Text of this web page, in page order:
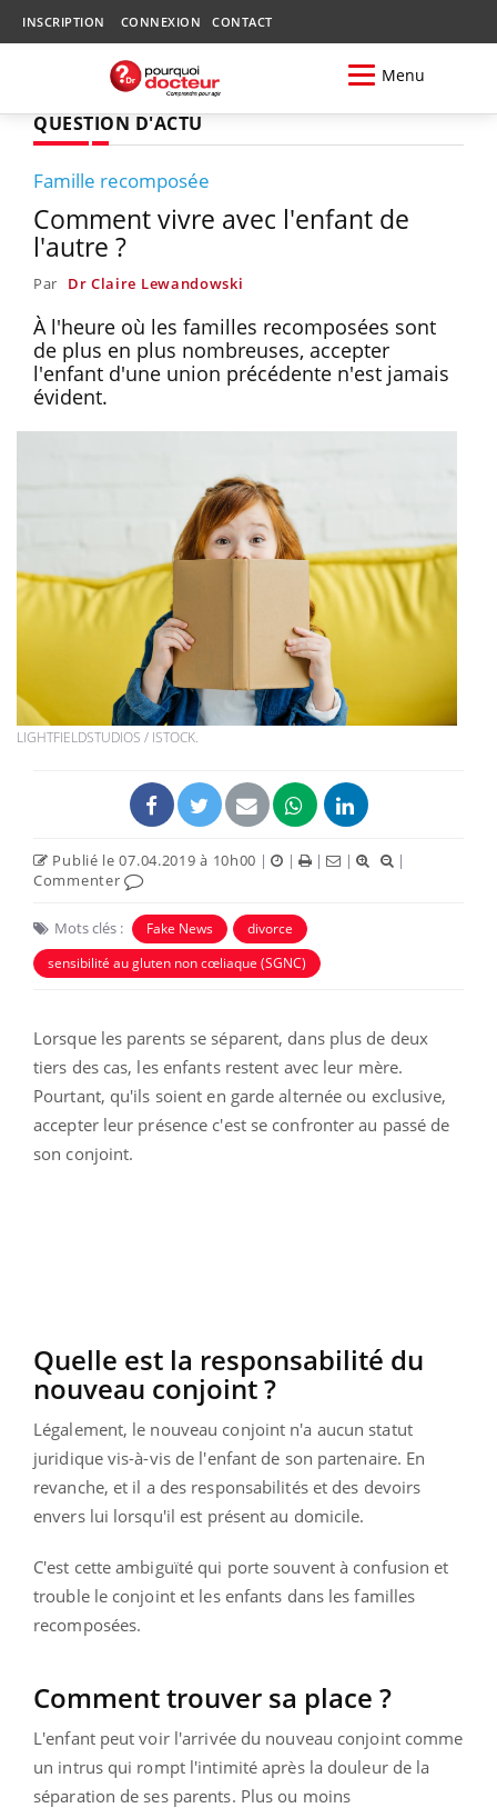
INSCRIPTION CONNEXION CONTACT
Menu
QUESTION D'ACTU
Famille recomposée
Comment vivre avec l'enfant de
l'autre ?
Par Dr Claire Lewandowski
À l'heure où les familles recomposées sont
de plus en plus nombreuses, accepter
l'enfant d'une union précédente n'est jamais
évident.
LIGHTFIELDSTUDIOS / ISTOCK.
Publié le 07.04.2019 à 10h00 | | | |
|
Commenter
Mots clés : Fake News
divorce
sensibilité au gluten non cœliaque (SGNC)
Lorsque les parents se séparent, dans plus de deux
tiers des cas, les enfants restent avec leur mère.
Pourtant, qu'ils soient en garde alternée ou exclusive,
accepter leur présence c'est se confronter au passé de
son conjoint.
Quelle est la responsabilité du
nouveau conjoint ?
Légalement, le nouveau conjoint n'a aucun statut
juridique vis-à-vis de l'enfant de son partenaire. En
revanche, et il a des responsabilités et des devoirs
envers lui lorsqu'il est présent au domicile.
C'est cette ambiguïté qui porte souvent à confusion et
trouble le conjoint et les enfants dans les familles
recomposées.
Comment trouver sa place ?
L'enfant peut voir l'arrivée du nouveau conjoint comme
un intrus qui rompt l'intimité après la douleur de la
séparation de ses parents. Plus ou moins